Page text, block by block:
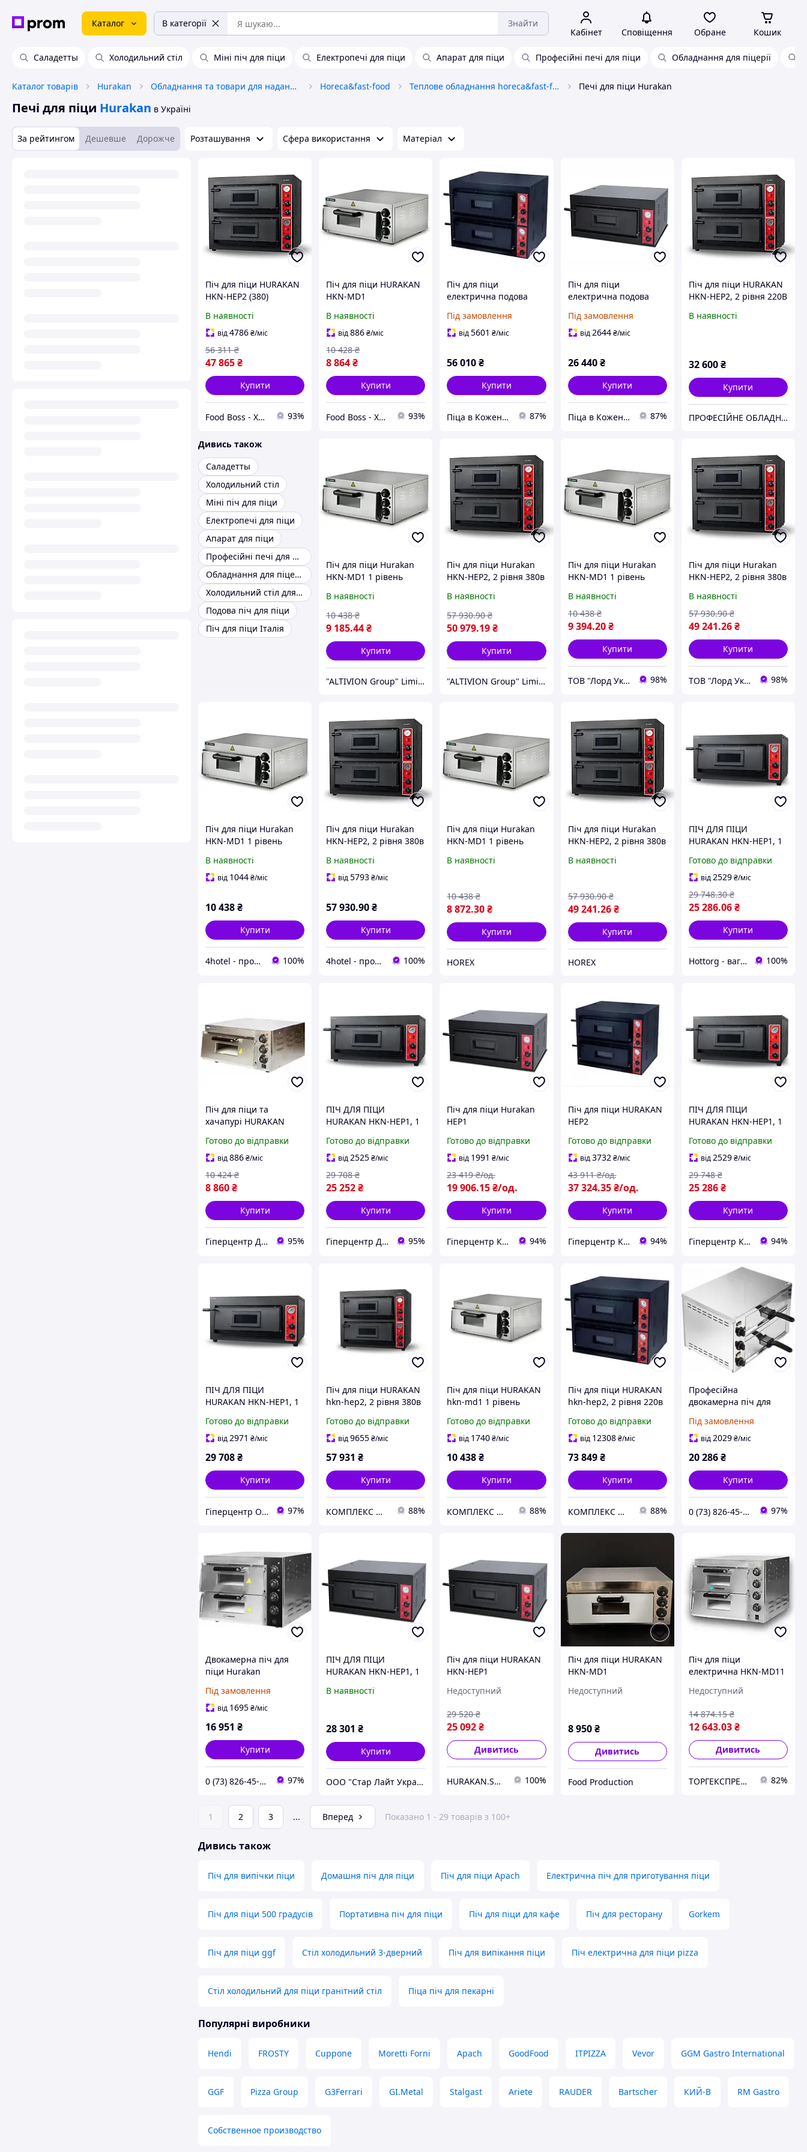
Каталог В категорії Знайти
Кабінет Сповіщення Обране Кошик
Саладетты Холодильний стіл Міні піч для піци Електропечі для піци Апарат для піци Професійні печі для піци Обладнання для піцерії
Каталог товарів Hurakan Обладнання та товари для надання послуг Horeca&fast-food Теплове обладнання horeca&fast-food Печі для піци Hurakan
Печі для піци Hurakan в Україні
За рейтингом Дешевше Дорожче Розташування Сфера використання Матеріал
Піч для піци HURAKAN
HKN-HEP2 (380)
В наявності
від4786₴/міс
47 865₴
56 311 ₴
Купити
Food Boss - Харчове обладнання для всіх видів закладів 93%
Піч для піци HURAKAN
HKN-MD1
В наявності
від886₴/міс
8 864₴
10 428 ₴
Купити
Food Boss - Харчове обладнання для всіх видів закладів 93%
Піч для піци
електрична подова
HURAKAN (Китай)
Під замовлення
від5601 ₴/міс
56 010₴
Купити
Піца в Кожен Дім! 87%
Піч для піци
електрична подова
(Китай)
Під замовлення
від2644 ₴/міс
26 440 ₴
Купити
Піца в Кожен Дім! 87%
Піч для піци HURAKAN
HKN-HEP2, 2 рівня 220В
В наявності
32 600₴
Купити
ПРОФЕСІЙНЕ ОБЛАДНАНННЯ ДЛЯ РЕСТОРАННОГО БІЗНЕСУ (SALE)
Дивись також
Саладетты
Холодильний стіл
Міні піч для піци
Електропечі для піци
Апарат для піци
Професійні печі для піци
Обладнання для піцерії
Холодильний стіл для піци
Подова піч для піци
Піч для піци Італія
Піч для піци Hurakan
HKN-MD1 1 рівень
В наявності
9 185.44₴
10 438 ₴
Купити
"ALTIVION Group" Limited Liability Company
Піч для піци Hurakan
HKN-HEP2, 2 рівня 380в
В наявності
50 979.19₴
57 930.90 ₴
Купити
"ALTIVION Group" Limited Liability Company
Піч для піци Hurakan
HKN-MD1 1 рівень
В наявності
9 394.20 ₴
10 438 ₴
Купити
ТОВ "Лорд Україна" 98%
Піч для піци Hurakan
HKN-HEP2, 2 рівня 380в
В наявності
49 241.26₴
57 930.90 ₴
Купити
ТОВ "Лорд Україна" 98%
Піч для піци Hurakan
HKN-MD1 1 рівень
В наявності
від 1044₴/міс
10 438₴
Купити
4hotel - продукція для дому та готеля 100%
Піч для піци Hurakan
HKN-HEP2, 2 рівня 380в
В наявності
від5793₴/міс
57 930.90₴
Купити
4hotel - продукція для дому та готеля 100%
Піч для піци Hurakan
HKN-MD1 1 рівень
В наявності
8 872.30₴
10 438 ₴
Купити
HOREX
Піч для піци Hurakan
HKN-HEP2, 2 рівня 380в
В наявності
49 241.26 ₴
57 930.90 ₴
Купити
HOREX
ПІЧ ДЛЯ ПІЦИ
HURAKAN HKN-HEP1, 1
Готово до відправки
від 2529₴/міс
25 286.06₴
29 748.30 ₴
Купити
Hottorg - ваги, торгове, ресторанне, складське обладнання 100%
Піч для піци та
хачапурі HURAKAN
Готово до відправки
від886₴/міс
8 860₴
10 424 ₴
Купити
Гіперцентр Дніпро - ваги, складська техніка, банківське обладнання 95%
ПІЧ ДЛЯ ПІЦИ
HURAKAN HKN-HEP1, 1
Готово до відправки
від2525₴/міс
25 252₴
29 708 ₴
Купити
Гіперцентр Дніпро - ваги, складська техніка, банківське обладнання 95%
Піч для піци Hurakan
HEP1
Готово до відправки
від 1991 ₴/міс
19 906.15₴/од.
23 419 ₴/од.
Купити
Гіперцентр Київ — професійне обладнання для ресторанів, магазинів і складів 94%
Піч для піци HURAKAN
HEP2
Готово до відправки
від3732 ₴/міс
37 324.35 ₴/од.
43 911 ₴/од.
Купити
Гіперцентр Київ — професійне обладнання для ресторанів, магазинів і складів 94%
ПІЧ ДЛЯ ПІЦИ
HURAKAN HKN-HEP1, 1
Готово до відправки
від2529₴/міс
25 286₴
29 748 ₴
Купити
Гіперцентр Київ — професійне обладнання для ресторанів, магазинів і складів 94%
ПІЧ ДЛЯ ПІЦИ
HURAKAN HKN-HEP1, 1
Готово до відправки
від2971 ₴/міс
29 708₴
Купити
Гіперцентр Одеса - електроінструмент, такелаж, торгове обладнання 97%
Піч для піци HURAKAN
hkn-hep2, 2 рівня 380в
Готово до відправки
від9655₴/міс
57 931 ₴
Купити
КОМПЛЕКС МАРКЕТ 88%
Піч для піци HURAKAN
hkn-md1 1 рівень
Готово до відправки
від 1740₴/міс
10 438₴
Купити
КОМПЛЕКС МАРКЕТ 88%
Піч для піци HURAKAN
hkn-hep2, 2 рівня 220в
Готово до відправки
від 12308 ₴/міс
73 849 ₴
Купити
КОМПЛЕКС МАРКЕТ 88%
Професійна
двокамерна піч для
Md0505
Під замовлення
від2029₴/міс
20 286₴
Купити
0 (73) 826-45-66 97%
Двокамерна піч для
піци Hurakan
3Kw Hkn-Md11 Deluxe
Під замовлення
від 1695₴/міс
16 951 ₴
Купити
0 (73) 826-45-66 97%
ПІЧ ДЛЯ ПІЦИ
HURAKAN HKN-HEP1, 1
В наявності
28 301 ₴
Купити
ООО "Стар Лайт Україна"
Піч для піци HURAKAN
HKN-HEP1
Недоступний
25 092₴
29 520 ₴
Дивитись
HURAKAN.SHOP 100%
Піч для піци HURAKAN
HKN-MD1
Недоступний
8 950 ₴
Дивитись
Food Production
Піч для піци
електрична HKN-MD11
Недоступний
12 643.03₴
14 874.15 ₴
Дивитись
ТОРГЕКСПРЕС - комплексне оснащення обладнанням магазинів, маркетів, складів, ресторанів, кафе. 82%
1 2 3 ... Вперед Показано 1 - 29 товарів з 100+
Дивись також
Піч для випічки піци Домашня піч для піци Піч для піци Apach Електрична піч для приготування піци
Піч для піци 500 градусів Портативна піч для піци Піч для піци для кафе Піч для ресторану Gorkem
Піч для піци ggf Стіл холодильний 3-дверний Піч для випікання піци Піч електрична для піци pizza
Стіл холодильний для піци гранітний стіл Піца піч для пекарні
Популярні виробники
Hendi FROSTY Cuppone Moretti Forni Apach GoodFood ITPIZZA Vevor GGM Gastro International
GGF Pizza Group G3Ferrari GI.Metal Stalgast Ariete RAUDER Bartscher КИЙ-В RM Gastro
Собственное производство